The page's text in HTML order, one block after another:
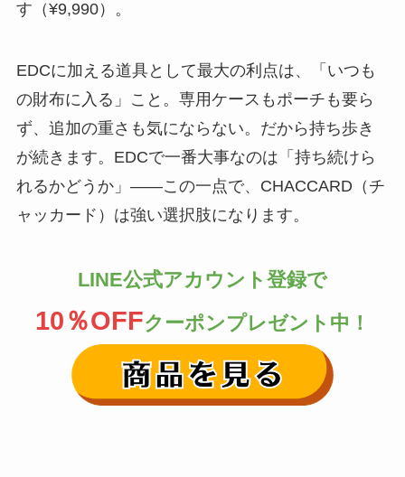
す（¥9,990）。
EDCに加える道具として最大の利点は、「いつも
の財布に入る」こと。専用ケースもポーチも要ら
ず、追加の重さも気にならない。だから持ち歩き
が続きます。EDCで一番大事なのは「持ち続けら
れるかどうか」——この一点で、CHACCARD（チ
ャッカード）は強い選択肢になります。
LINE公式アカウント登録で
10％OFFクーポンプレゼント中！